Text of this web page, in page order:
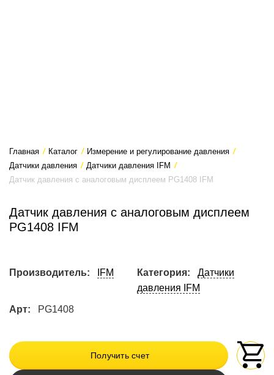
Главная / Каталог / Измерение и регулирование давления /
Датчики давления / Датчики давления IFM /
Датчик давления с аналоговым дисплеем PG1408 IFM
Датчик давления с аналоговым дисплеем
PG1408 IFM
Производитель: IFM Категория:
Датчики
давления IFM
Арт: PG1408
Получить счет